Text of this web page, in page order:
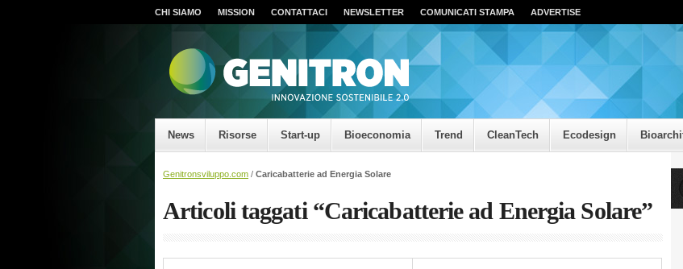
CHI SIAMO MISSION CONTATTACI NEWSLETTER COMUNICATI STAMPA ADVERTISE
News Risorse Start-up Bioeconomia Trend CleanTech Ecodesign
Genitronsviluppo.com / Caricabatterie ad Energia Solare
Articoli taggati “Caricabatterie ad Energia Solare”